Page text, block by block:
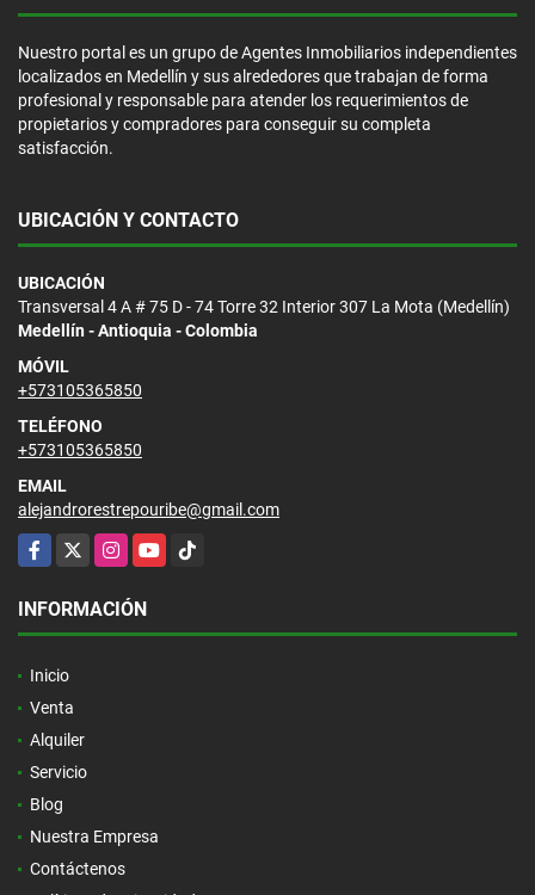
Nuestro portal es un grupo de Agentes Inmobiliarios independientes
localizados en Medellín y sus alrededores que trabajan de forma
profesional y responsable para atender los requerimientos de
propietarios y compradores para conseguir su completa
satisfacción.
UBICACIÓN Y CONTACTO
UBICACIÓN
Transversal 4 A # 75 D - 74 Torre 32 Interior 307 La Mota (Medellín)
Medellín - Antioquia - Colombia
MÓVIL
+573105365850
TELÉFONO
+573105365850
EMAIL
alejandrorestrepouribe@gmail.com
Facebook
X InstagramYouTubeTikTok
INFORMACIÓN
Inicio
Venta
Alquiler
Servicio
Blog
Nuestra Empresa
Contáctenos